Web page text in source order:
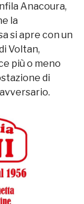
Anacoura,
la
si apre con un
Voltan,
più o meno
di